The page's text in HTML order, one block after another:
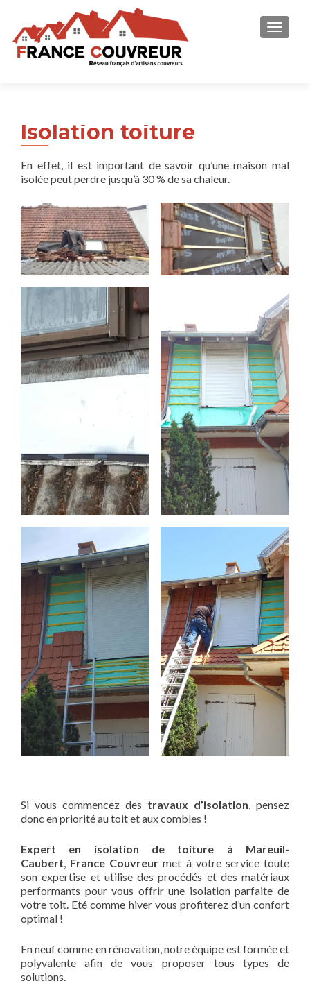
Isolation toiture
En effet, il est important de savoir qu’une maison mal
isolée peut perdre jusqu’à 30 % de sa chaleur.
Si vous commencez des travaux d’isolation, pensez
donc en priorité au toit et aux combles !
Expert en isolation de toiture à Mareuil-
Caubert, France Couvreur met à votre service toute
son expertise et utilise des procédés et des matériaux
performants pour vous offrir une isolation parfaite de
votre toit. Eté comme hiver vous profiterez d’un confort
optimal !
En neuf comme en rénovation, notre équipe est formée et
polyvalente afin de vous proposer tous types de
solutions.